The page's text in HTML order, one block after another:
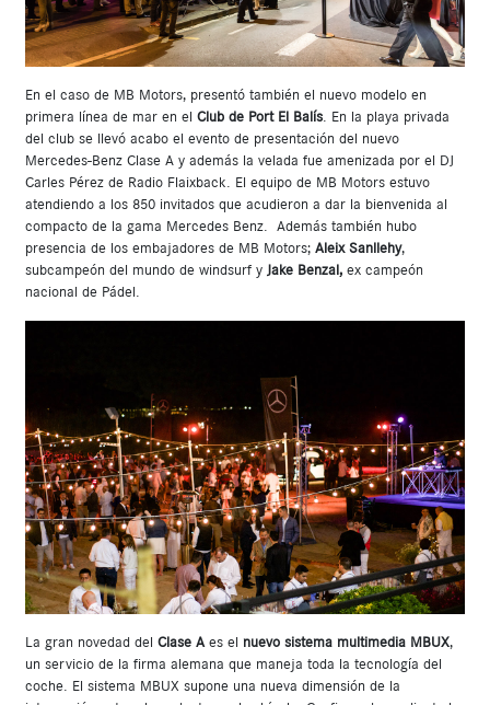
En el caso de MB Motors, presentó también el nuevo modelo en
primera línea de mar en el Club de Port El Balís. En la playa privada
del club se llevó acabo el evento de presentación del nuevo
Mercedes-Benz Clase A y además la velada fue amenizada por el DJ
Carles Pérez de Radio Flaixback. El equipo de MB Motors estuvo
atendiendo a los 850 invitados que acudieron a dar la bienvenida al
compacto de la gama Mercedes Benz. Además también hubo
presencia de los embajadores de MB Motors; Aleix Sanllehy,
subcampeón del mundo de windsurf y Jake Benzal, ex campeón
nacional de Pádel.
La gran novedad del Clase Aes el nuevo sistema multimedia MBUX,
un servicio de la firma alemana que maneja toda la tecnología del
coche. El sistema MBUX supone una nueva dimensión de la